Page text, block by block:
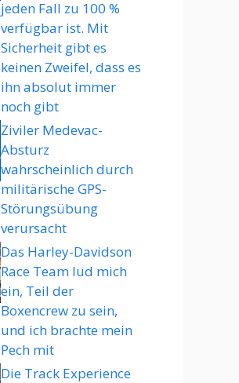
jeden Fall zu 100 %
verfügbar ist. Mit
Sicherheit gibt es
keinen Zweifel, dass es
ihn absolut immer
noch gibt
Ziviler Medevac-
Absturz
wahrscheinlich durch
militärische GPS-
Störungsübung
verursacht
Das Harley-Davidson
Race Team lud mich
ein, Teil der
Boxencrew zu sein,
und ich brachte mein
Pech mit
Die Track Experience